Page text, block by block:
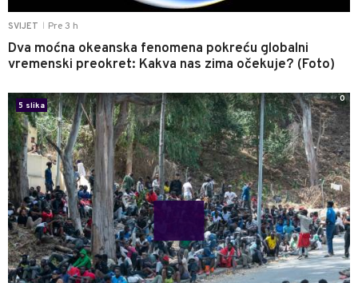
SVIJET Pre 3 h
Dva moćna okeanska fenomena pokreću globalni
vremenski preokret: Kakva nas zima očekuje? (Foto)
5 slika
0